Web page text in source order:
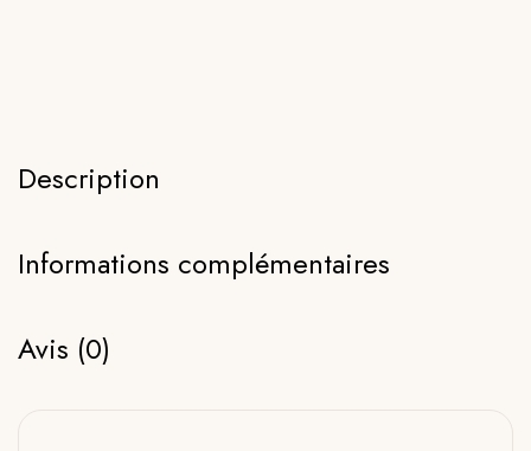
Description
Informations complémentaires
Avis (0)